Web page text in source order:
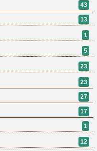
43
13
1
5
23
23
27
17
1
12